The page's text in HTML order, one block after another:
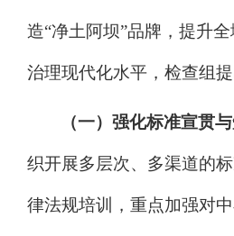
造“净土阿坝”品牌 ， 提升
治理现代化水平 ， 检查组
（一）强化标准宣贯
织开展多层次、多渠道的
律法规培训，重点加强对